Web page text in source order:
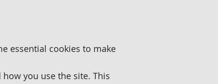
essential cookies to make
you use the site. This